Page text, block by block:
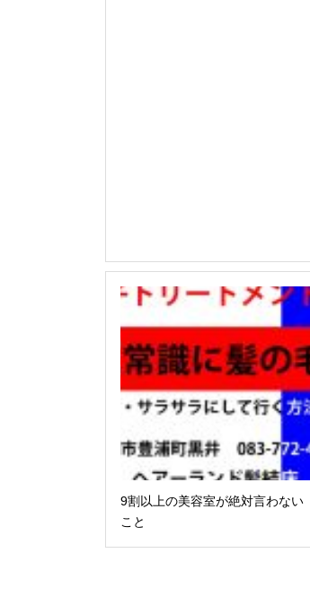
9割以上の美容室が絶対言わない
こと